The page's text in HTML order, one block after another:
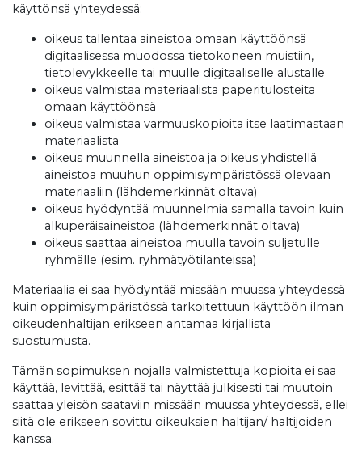
käyttönsä yhteydessä:
oikeus tallentaa aineistoa omaan käyttöönsä
digitaalisessa muodossa tietokoneen muistiin,
tietolevykkeelle tai muulle digitaaliselle alustalle
oikeus valmistaa materiaalista paperitulosteita
omaan käyttöönsä
oikeus valmistaa varmuuskopioita itse laatimastaan
materiaalista
oikeus muunnella aineistoa ja oikeus yhdistellä
aineistoa muuhun oppimisympäristössä olevaan
materiaaliin (lähdemerkinnät oltava)
oikeus hyödyntää muunnelmia samalla tavoin kuin
alkuperäisaineistoa (lähdemerkinnät oltava)
oikeus saattaa aineistoa muulla tavoin suljetulle
ryhmälle (esim. ryhmätyötilanteissa)
Materiaalia ei saa hyödyntää missään muussa yhteydessä
kuin oppimisympäristössä tarkoitettuun käyttöön ilman
oikeudenhaltijan erikseen antamaa kirjallista
suostumusta.
Tämän sopimuksen nojalla valmistettuja kopioita ei saa
käyttää, levittää, esittää tai näyttää julkisesti tai muutoin
saattaa yleisön saataviin missään muussa yhteydessä, ellei
siitä ole erikseen sovittu oikeuksien haltijan/ haltijoiden
kanssa.